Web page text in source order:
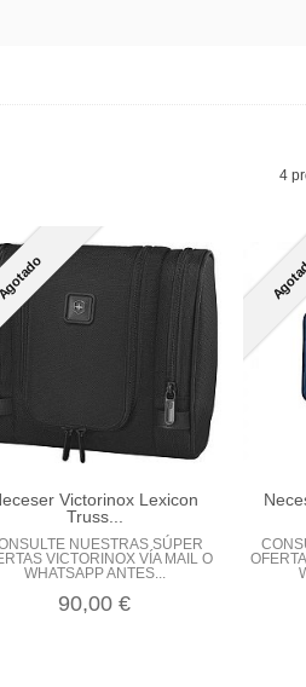
4
Victorinox Lexicon
Truss...
NUESTRAS SÚPER
VICTORINOX VÍA MAIL O
WHATSAPP ANTES...
90,00 €